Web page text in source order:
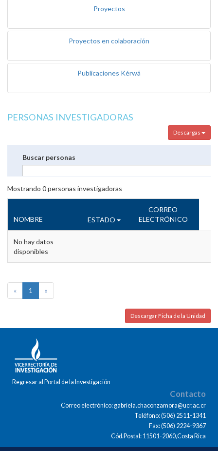
Proyectos
Proyectos en colaboración
Publicaciones Kérwá
PERSONAS INVESTIGADORAS
Descargas
Buscar personas
Mostrando 0personas investigadoras
NOMBRE ESTADO
CORREO
ELECTRÓNICO
No hay datos
disponibles
« 1 »
Descargar Ficha de la Unidad
Regresar al Portal de la Investigación
Contacto
Correo electrónico: gabriela.chaconzamora@ucr.ac.cr
Teléfono: (506) 2511-1341
Fax: (506) 2224-9367
Cód.Postal: 11501-2060,Costa Rica